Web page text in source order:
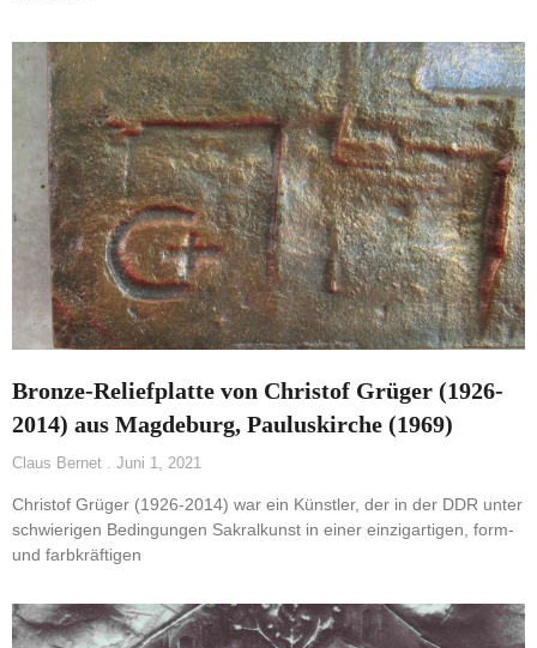
Bronze-Reliefplatte von Christof Grüger (1926-
2014) aus Magdeburg, Pauluskirche (1969)
Claus Bernet Juni 1, 2021
Christof Grüger (1926-2014) war ein Künstler, der in der DDR unter
schwierigen Bedingungen Sakralkunst in einer einzigartigen, form-
und farbkräftigen